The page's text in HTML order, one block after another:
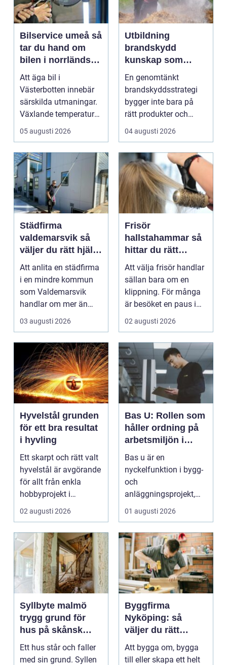
Bilservice umeå så
tar du hand om
bilen i norrländskt
klimat
Att äga bil i
Västerbotten innebär
särskilda utmaningar.
Växlande temperaturer,
vägsalt, grus, snösl...
05 augusti 2026
Utbildning
brandskydd
kunskap som
räddar liv och
skyddar
verksamheter
En genomtänkt
brandskyddsstrategi
bygger inte bara på
rätt produkter och
installationer. Den
bygger ...
04 augusti 2026
Städfirma
valdemarsvik så
väljer du rätt hjälp
för hem och
företag
Att anlita en städfirma
i en mindre kommun
som Valdemarsvik
handlar om mer än
bara rena golv och
dam...
03 augusti 2026
Frisör
hallstahammar så
hittar du rätt
salong för stil,
kvalitet och känsla
Att välja frisör handlar
sällan bara om en
klippning. För många
är besöket en paus i
vardagen, ett s...
02 augusti 2026
Hyvelstål grunden
för ett bra resultat
i hyvling
Ett skarpt och rätt valt
hyvelstål är avgörande
för allt från enkla
hobbyprojekt i
verkstaden till k...
02 augusti 2026
Bas U: Rollen som
håller ordning på
arbetsmiljön i
byggprojekt
Bas u är en
nyckelfunktion i bygg-
och
anläggningsprojekt,
med ansvar för att
arbetsm...
01 augusti 2026
Syllbyte malmö
trygg grund för
hus på skånsk
mark
Ett hus står och faller
med sin grund. Syllen
Byggfirma
Nyköping: så
väljer du rätt
partner för ditt
projekt
Att bygga om, bygga
till eller skapa ett helt